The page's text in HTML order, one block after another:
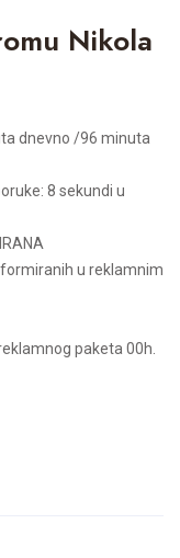
Nikola
dnevno /96 minuta
8 sekundi u
u reklamnim
paketa 00h.